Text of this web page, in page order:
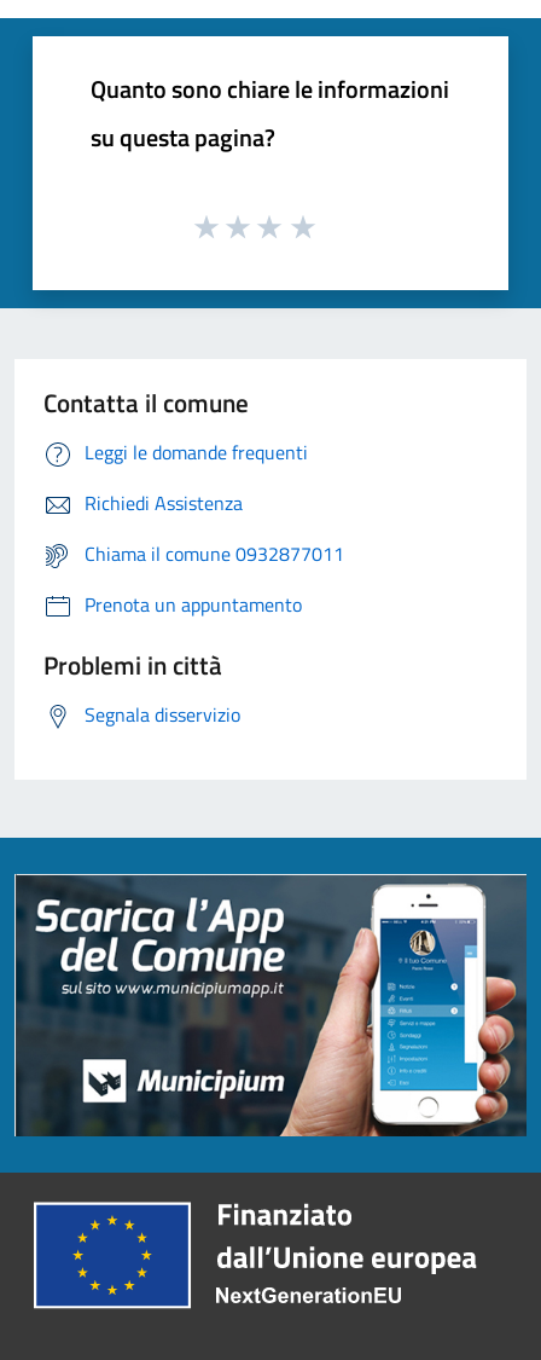
Quanto sono chiare le informazioni
su questa pagina?
Contatta il comune
Leggi le domande frequenti
Richiedi Assistenza
Chiama il comune 0932877011
Prenota un appuntamento
Problemi in città
Segnala disservizio